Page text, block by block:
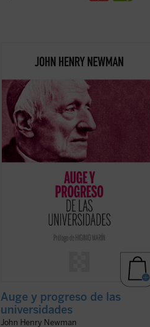
Hábilmente escrito y muy diáfano, el
de los editores, la propuesta de Newman
como una invitación a la reflexión sobre
el ser y misión de la universidad que no
olvide las raíces que la sustentan....
ficha)
Auge y progreso de las
universidades
John Henry Newman